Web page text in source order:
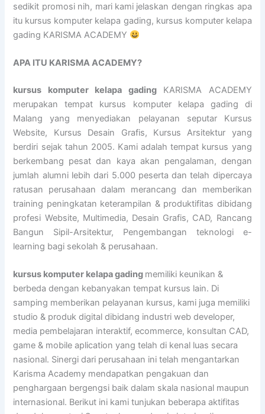
sedikit promosi nih, mari kami jelaskan dengan ringkas apa
itu kursus komputer kelapa gading, kursus komputer kelapa
gading KARISMA ACADEMY
APA ITU KARISMA ACADEMY?
kursus komputer kelapa gadingKARISMA ACADEMY
merupakan tempat kursus komputer kelapa gading di
Malang yang menyediakan pelayanan seputar Kursus
Website, Kursus Desain Grafis, Kursus Arsitektur yang
berdiri sejak tahun 2005. Kami adalah tempat kursus yang
berkembang pesat dan kaya akan pengalaman, dengan
jumlah alumni lebih dari 5.000 peserta dan telah dipercaya
ratusan perusahaan dalam merancang dan memberikan
training peningkatan keterampilan & produktifitas dibidang
profesi Website, Multimedia, Desain Grafis, CAD, Rancang
Bangun Sipil-Arsitektur, Pengembangan teknologi e-
learning bagi sekolah & perusahaan.
kursus komputer kelapa gading memiliki keunikan &
berbeda dengan kebanyakan tempat kursus lain. Di
samping memberikan pelayanan kursus, kami juga memiliki
studio & produk digital dibidang industri web developer,
media pembelajaran interaktif, ecommerce, konsultan CAD,
game & mobile aplication yang telah di kenal luas secara
nasional. Sinergi dari perusahaan ini telah mengantarkan
Karisma Academy mendapatkan pengakuan dan
penghargaan bergengsi baik dalam skala nasional maupun
internasional. Berikut ini kami tunjukan beberapa aktifitas